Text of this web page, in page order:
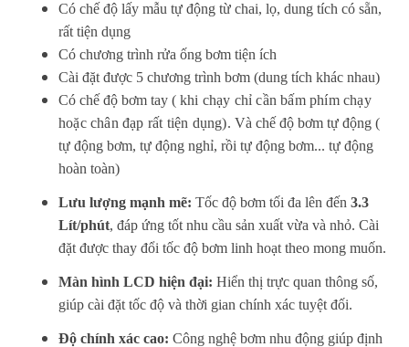
Có chế độ lấy mẫu tự động từ chai, lọ, dung tích có sẵn,
rất tiện dụng
Có chương trình rửa ống bơm tiện ích
Cài đặt được 5 chương trình bơm (dung tích khác nhau)
Có chế độ bơm tay ( khi chạy chỉ cần bấm phím chạy
hoặc chân đạp rất tiện dụng). Và chế độ bơm tự động (
tự động bơm, tự động nghỉ, rồi tự động bơm... tự động
hoàn toàn)
Lưu lượng mạnh mẽ: Tốc độ bơm tối đa lên đến 3.3
Lít/phút, đáp ứng tốt nhu cầu sản xuất vừa và nhỏ. Cài
đặt được thay đổi tốc độ bơm linh hoạt theo mong muốn.
Màn hình LCD hiện đại: Hiển thị trực quan thông số,
giúp cài đặt tốc độ và thời gian chính xác tuyệt đối.
Độ chính xác cao: Công nghệ bơm nhu động giúp định